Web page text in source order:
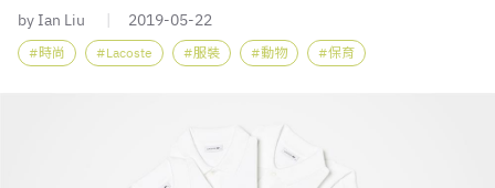
by Ian Liu 2019-05-22
時尚 Lacoste 服裝 動物 保育